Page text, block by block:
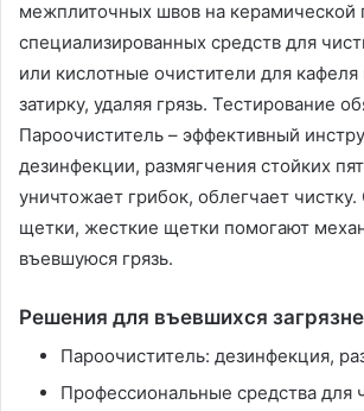
межплиточных швов на керамической
специализированных средств для
или кислотные очистители для
затирку, удаляя грязь. Тестирование
Пароочиститель – эффективный
дезинфекции, размягчения стойких
уничтожает грибок, облегчает
щетки, жесткие щетки помогают
въевшуюся грязь.
Решения для въевшихся
Пароочиститель: дезинфекция,
Профессиональные средства для